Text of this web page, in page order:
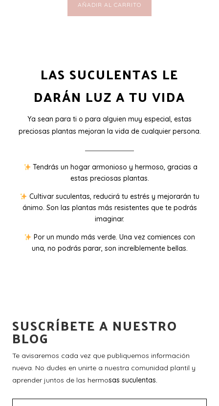
AÑADIR AL CARRITO
LAS SUCULENTAS LE
DARÁN LUZ A TU VIDA
Ya sean para ti o para alguien muy especial, estas
preciosas plantas mejoran la vida de cualquier persona.
Tendrás un hogar armonioso y hermoso, gracias a
estas preciosas plantas.
Cultivar suculentas, reducirá tu estrés y mejorarán tu
ánimo. Son las plantas más resistentes que te podrás
imaginar.
Por un mundo más verde. Una vez comiences con
una, no podrás parar, son increíblemente bellas.
SUSCRÍBETE A NUESTRO
BLOG
Te avisaremos cada vez que publiquemos información
nueva. No dudes en unirte a nuestra comunidad plantil y
aprender juntos de las hermosas suculentas.